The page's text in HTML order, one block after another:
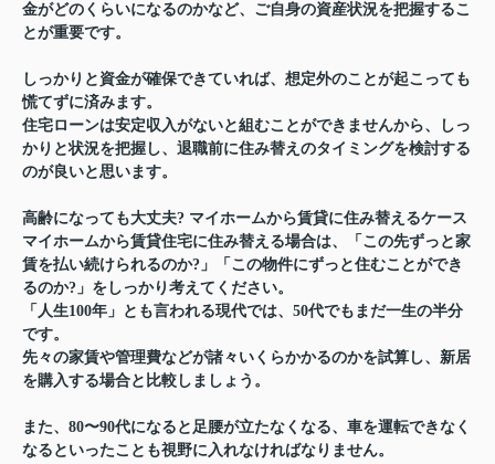
金がどのくらいになるのかなど、ご自身の資産状況を把握するこ
とが重要です。
しっかりと資金が確保できていれば、想定外のことが起こっても
慌てずに済みます。
住宅ローンは安定収入がないと組むことができませんから、しっ
かりと状況を把握し、退職前に住み替えのタイミングを検討する
のが良いと思います。
高齢になっても大丈夫? マイホームから賃貸に住み替えるケース
マイホームから賃貸住宅に住み替える場合は、「この先ずっと家
賃を払い続けられるのか?」「この物件にずっと住むことができ
るのか?」をしっかり考えてください。
「人生100年」とも言われる現代では、50代でもまだ一生の半分
です。
先々の家賃や管理費などが諸々いくらかかるのかを試算し、新居
を購入する場合と比較しましょう。
また、80〜90代になると足腰が立たなくなる、車を運転できなく
なるといったことも視野に入れなければなりません。